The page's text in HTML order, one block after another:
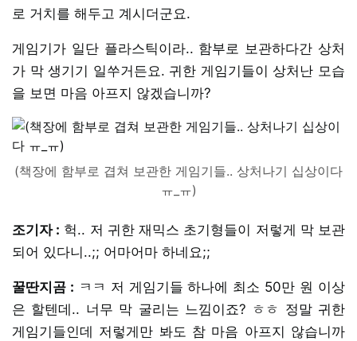
로 거치를 해두고 계시더군요.
게임기가 일단 플라스틱이라.. 함부로 보관하다간 상처
가 막 생기기 일쑤거든요. 귀한 게임기들이 상처난 모습
을 보면 마음 아프지 않겠습니까?
(책장에 함부로 겹쳐 보관한 게임기들.. 상처나기 십상이다
ㅠ_ㅠ)
조기자 : 헉.. 저 귀한 재믹스 초기형들이 저렇게 막 보관
되어 있다니..;; 어마어마 하네요;;
꿀딴지곰 : ㅋㅋ 저 게임기들 하나에 최소 50만 원 이상
은 할텐데.. 너무 막 굴리는 느낌이죠? ㅎㅎ 정말 귀한
게임기들인데 저렇게만 봐도 참 마음 아프지 않습니까